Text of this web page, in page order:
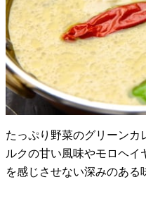
たっぷり野菜のグリーンカ
ルクの甘い風味やモロヘイ
を感じさせない深みのある